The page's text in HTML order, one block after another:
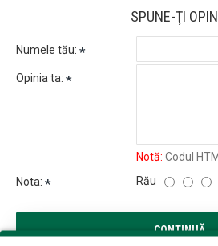
SPUNE-ŢI
Numele tău:
Opinia ta:
Notă: Codul
Nota:
Rău
CONTINUĂ